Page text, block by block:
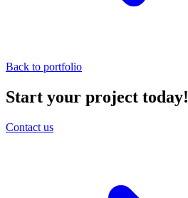
Back to portfolio
Start your project today!
Contact us